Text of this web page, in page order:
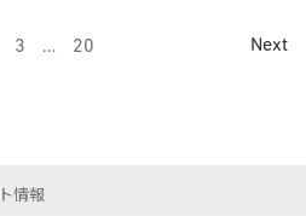
3 … 20 Next
情報